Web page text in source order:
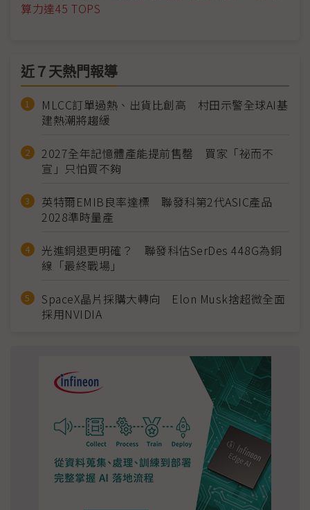
算力達45 TOPS
近７天熱門報導
MLCC訂單過熱、出貨比創高 村田示警全球AI基
建熱潮將趨緩
2027全年記憶體產能提前售罄 買家「祕而不
宣」只怕買不夠
英特爾EMIB良率達標 聯發科第2代ASIC產品
2028準時量產
光進銅退更明確？ 聯發科估SerDes 448G為銅
線「最終戰場」
SpaceX晶片採購大轉向 Elon Musk捨超微全面
採用NVIDIA